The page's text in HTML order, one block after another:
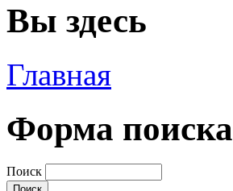
Вы здесь
Главная
Форма поиска
Поиск